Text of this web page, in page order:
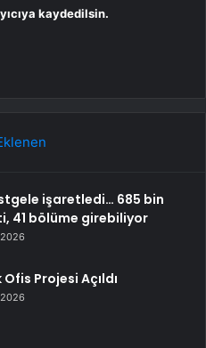
kaydedilsin.
işaretledi… 685 bin
41 bölüme girebiliyor
Projesi Açıldı